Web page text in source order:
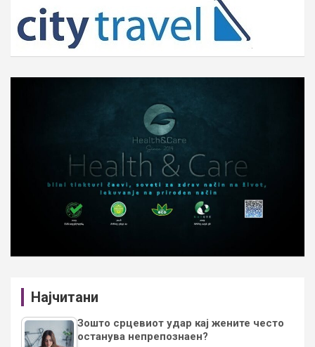
h
Најчитани
Зошто срцевиот удар кај жените често
останува непрепознаен?